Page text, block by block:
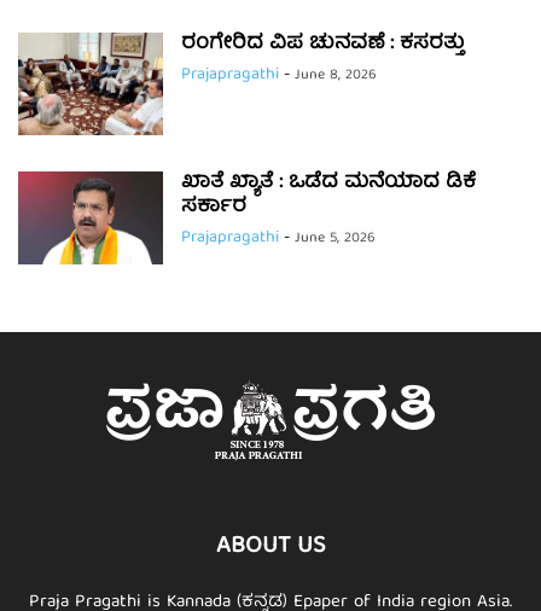
ರಂಗೇರಿದ ವಿಪ ಚುನವಣೆ : ಕಸರತ್ತು
Prajapragathi-June 8, 2026
ಖಾತೆ ಖ್ಯಾತೆ : ಒಡೆದ ಮನೆಯಾದ ಡಿಕೆ
ಸರ್ಕಾರ
Prajapragathi-June 5, 2026
ABOUT US
Praja Pragathi is Kannada (ಕನ್ನಡ) Epaper of India region Asia.